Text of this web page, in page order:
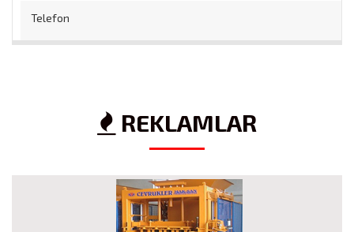
Telefon
REKLAMLAR